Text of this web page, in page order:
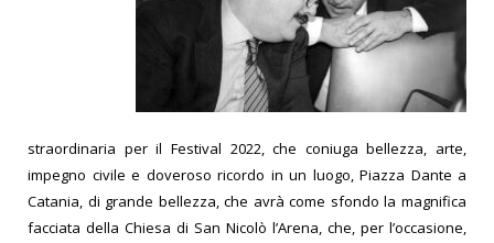
straordinaria per il Festival 2022, che coniuga bellezza, arte,
impegno civile e doveroso ricordo in un luogo, Piazza Dante a
Catania, di grande bellezza, che avrà come sfondo la magnifica
facciata della Chiesa di San Nicolò l’Arena, che, per l’occasione,